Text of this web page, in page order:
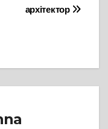
архітектор